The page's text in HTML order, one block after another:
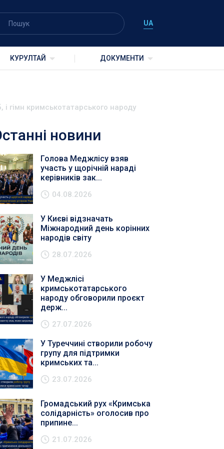
UA
КУРУЛТАЙ ДОКУМЕНТИ
гімн кримськотатарського народу
новини
Голова Меджлісу взяв
участь у щорічній нараді
керівників зак...
04.08.2026
У Києві відзначать
Міжнародний день корінних
народів світу
28.07.2026
У Меджлісі
кримськотатарського
народу обговорили проєкт
держ...
27.07.2026
У Туреччині створили робочу
групу для підтримки
кримських та...
23.07.2026
Громадський рух «Кримська
солідарність» оголосив про
припине...
21.07.2026